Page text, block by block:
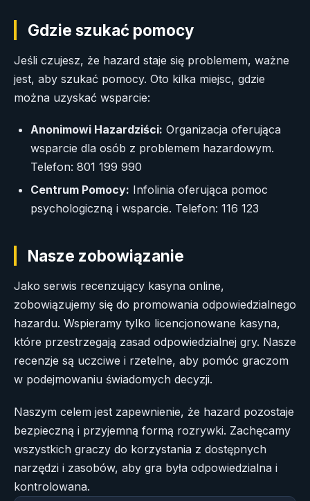
Gdzie szukać pomocy
Jeśli czujesz, że hazard staje się problemem, ważne
jest, aby szukać pomocy. Oto kilka miejsc, gdzie
można uzyskać wsparcie:
Anonimowi Hazardziści: Organizacja oferująca
wsparcie dla osób z problemem hazardowym.
Telefon: 801 199 990
Centrum Pomocy: Infolinia oferująca pomoc
psychologiczną i wsparcie. Telefon: 116 123
Nasze zobowiązanie
Jako serwis recenzujący kasyna online,
zobowiązujemy się do promowania odpowiedzialnego
hazardu. Wspieramy tylko licencjonowane kasyna,
które przestrzegają zasad odpowiedzialnej gry. Nasze
recenzje są uczciwe i rzetelne, aby pomóc graczom
w podejmowaniu świadomych decyzji.
Naszym celem jest zapewnienie, że hazard pozostaje
bezpieczną i przyjemną formą rozrywki. Zachęcamy
wszystkich graczy do korzystania z dostępnych
narzędzi i zasobów, aby gra była odpowiedzialna i
kontrolowana.